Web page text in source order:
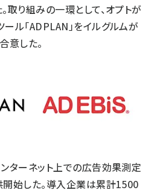
取り組みの一環として、オプトが
ル「ADPLAN」をイルグルムが
意した。
ターネット上での広告効果測定
始した。導入企業は累計1500